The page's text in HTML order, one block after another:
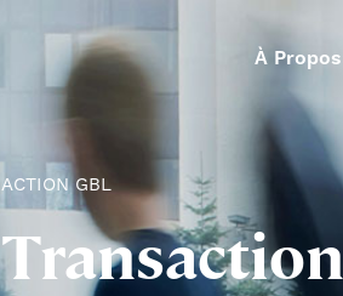
À
ACTION GBL